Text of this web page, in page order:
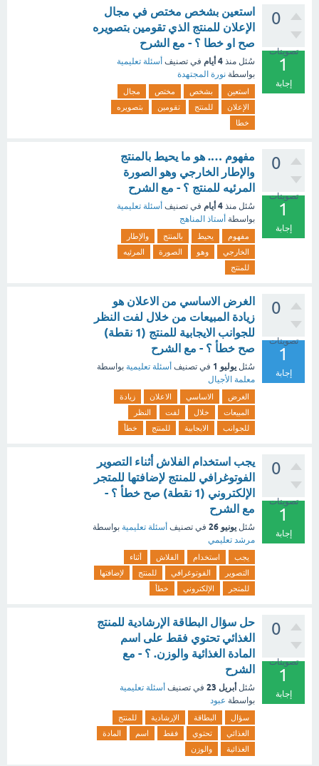
0
تصويتات
1
إجابة
استعين بشخص مختص في مجال
الإعلان للمنتج الذي تقومين بتصويره
صح او خطا ؟ - مع الشرح
سُئل منذ 4 أيام في تصنيف أسئلة تعليمية
بواسطة نورة المجتهدة
استعين بشخص مختص
مجال
الإعلان
للمنتج تقومين
بتصويره
خطا
0
تصويتات
1
إجابة
مفهوم …. هو ما يحيط بالمنتج
والإطار الخارجي وهو الصورة
المرئيه للمنتج ؟ - مع الشرح
سُئل منذ 4 أيام في تصنيف أسئلة تعليمية
بواسطة أستاذ المناهج
مفهوم يحيط بالمنتج
والإطار
الخارجي
وهو الصورة
المرئيه
للمنتج
0
تصويتات
1
إجابة
الغرض الاساسي من الاعلان هو
زيادة المبيعات من خلال لفت النظر
للجوانب الايجابية للمنتج (1 نقطة)
صح خطأ ؟ - مع الشرح
سُئل يوليو 1 في تصنيف أسئلة تعليمية بواسطة
معلمة الأجيال
الغرض الاساسي الاعلان
زيادة
المبيعات
خلال لفت
النظر
للجوانب
الايجابية للمنتج خطأ
0
تصويتات
1
إجابة
يجب استخدام الفلاش أثناء التصوير
الفوتوغرافي للمنتج لإضافتها للمتجر
الإلكتروني (1 نقطة) صح خطأ ؟ -
مع الشرح
سُئل يونيو 26 في تصنيف أسئلة تعليمية بواسطة
مرشد تعليمي
يجب استخدام الفلاش
أثناء
التصوير
الفوتوغرافي للمنتج
لإضافتها
للمتجر
الإلكتروني خطأ
0
تصويتات
1
إجابة
حل سؤال البطاقة الإرشادية للمنتج
الغذائي تحتوي فقط على اسم
المادة الغذائية والوزن. ؟ - مع
الشرح
سُئل أبريل 23 في تصنيف أسئلة تعليمية
بواسطة عبود
سؤال البطاقة الإرشادية
للمنتج
الغذائي
تحتوي فقط اسم
المادة
الغذائية
والوزن